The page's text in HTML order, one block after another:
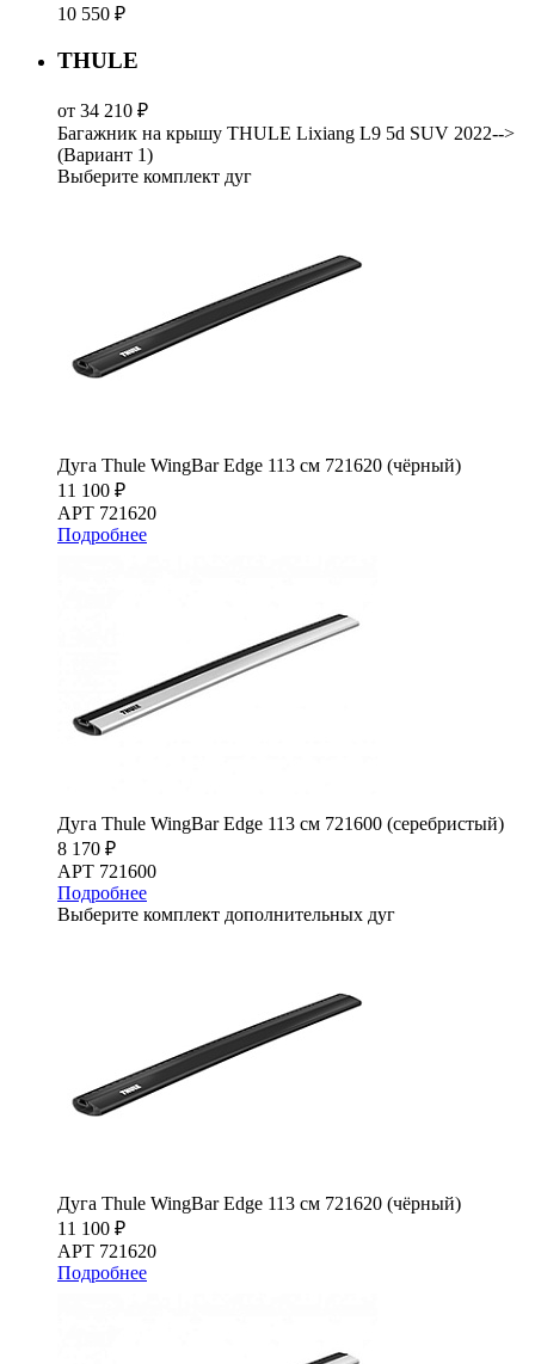
10 550 ₽
THULE
от 34 210 ₽
Багажник на крышу THULE Lixiang L9 5d SUV 2022-->
(Вариант 1)
Выберите комплект дуг
Дуга Thule WingBar Edge 113 см 721620 (чёрный)
11 100 ₽
АРТ 721620
Подробнее
Дуга Thule WingBar Edge 113 см 721600 (серебристый)
8 170 ₽
АРТ 721600
Подробнее
Выберите комплект дополнительных дуг
Дуга Thule WingBar Edge 113 см 721620 (чёрный)
11 100 ₽
АРТ 721620
Подробнее